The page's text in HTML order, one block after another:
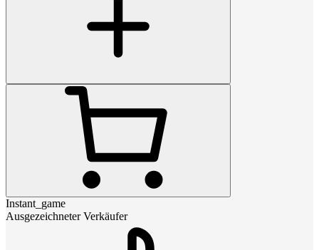
Instant_game
Ausgezeichneter Verkäufer